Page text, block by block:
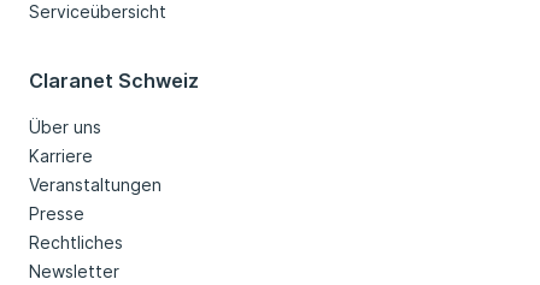
Serviceübersicht
Claranet Schweiz
Über uns
Karriere
Veranstaltungen
Presse
Rechtliches
Newsletter